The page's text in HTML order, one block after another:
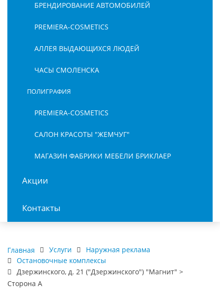
БРЕНДИРОВАНИЕ АВТОМОБИЛЕЙ
PREMIERA-COSMETICS
АЛЛЕЯ ВЫДАЮЩИХСЯ ЛЮДЕЙ
ЧАСЫ СМОЛЕНСКА
ПОЛИГРАФИЯ
PREMIERA-COSMETICS
САЛОН КРАСОТЫ "ЖЕМЧУГ"
МАГАЗИН ФАБРИКИ МЕБЕЛИ БРИКЛАЕР
Акции
Контакты
Главная Услуги
Наружная реклама
Остановочные комплексы
Дзержинского, д. 21 ("Дзержинского") "Магнит" >
Сторона А